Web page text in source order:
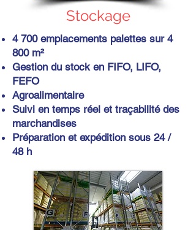
Stockage
4 700 emplacements palettes sur 4
800 m²
Gestion du stock en FIFO, LIFO,
FEFO
Agroalimentaire
Suivi en temps réel et traçabilité des
marchandises
Préparation et expédition sous 24 /
48 h